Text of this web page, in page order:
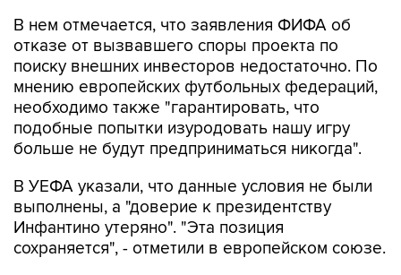
В нем отмечается, что заявления ФИФА об
отказе от вызвавшего споры проекта по
поиску внешних инвесторов недостаточно. По
мнению европейских футбольных федераций,
необходимо также "гарантировать, что
подобные попытки изуродовать нашу игру
больше не будут предприниматься никогда".
В УЕФА указали, что данные условия не были
выполнены, а "доверие к президентству
Инфантино утеряно". "Эта позиция
сохраняется", - отметили в европейском союзе.